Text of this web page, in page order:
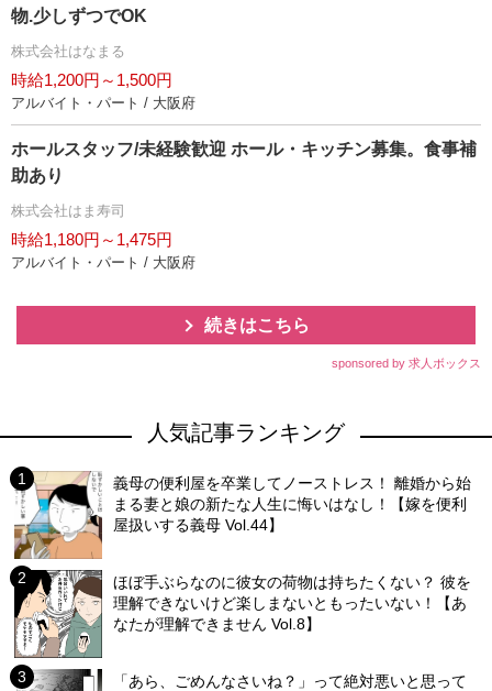
物.少しずつでOK
株式会社はなまる
時給1,200円～1,500円
アルバイト・パート / 大阪府
ホールスタッフ/未経験歓迎 ホール・キッチン募集。食事補
助あり
株式会社はま寿司
時給1,180円～1,475円
アルバイト・パート / 大阪府
続きはこちら
sponsored by 求人ボックス
人気記事ランキング
義母の便利屋を卒業してノーストレス！ 離婚から始
まる妻と娘の新たな人生に悔いはなし！【嫁を便利
屋扱いする義母 Vol.44】
ほぼ手ぶらなのに彼女の荷物は持ちたくない？ 彼を
理解できないけど楽しまないともったいない！【あ
なたが理解できません Vol.8】
「あら、ごめんなさいね？」って絶対悪いと思って